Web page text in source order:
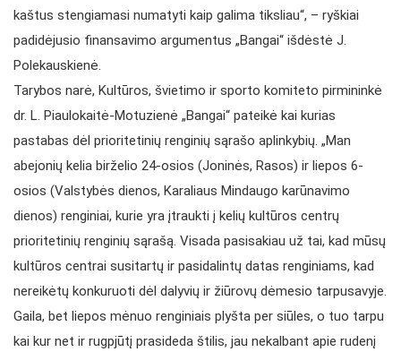
kaštus stengiamasi numatyti kaip galima tiksliau“, – ryškiai
padidėjusio finansavimo argumentus „Bangai“ išdėstė J.
Polekauskienė.
Tarybos narė, Kultūros, švietimo ir sporto komiteto pirmininkė
dr. L. Piaulokaitė-Motuzienė „Bangai“ pateikė kai kurias
pastabas dėl prioritetinių renginių sąrašo aplinkybių. „Man
abejonių kelia birželio 24-osios (Joninės, Rasos) ir liepos 6-
osios (Valstybės dienos, Karaliaus Mindaugo karūnavimo
dienos) renginiai, kurie yra įtraukti į kelių kultūros centrų
prioritetinių renginių sąrašą. Visada pasisakiau už tai, kad mūsų
kultūros centrai susitartų ir pasidalintų datas renginiams, kad
nereikėtų konkuruoti dėl dalyvių ir žiūrovų dėmesio tarpusavyje.
Gaila, bet liepos mėnuo renginiais plyšta per siūles, o tuo tarpu
kai kur net ir rugpjūtį prasideda štilis, jau nekalbant apie rudenį